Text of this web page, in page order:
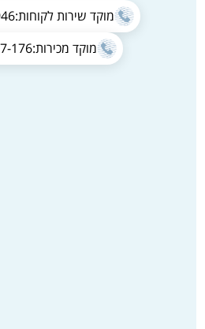
מוקד שירות לקוחות:
מוקד מכירות:176